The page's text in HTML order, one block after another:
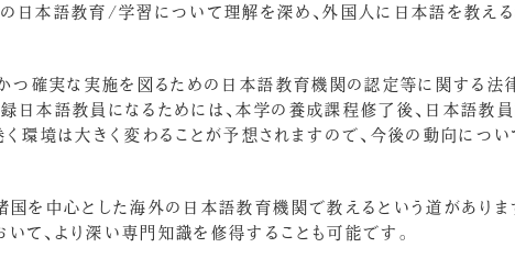
日本語教育/学習について理解を深め、外国人に日本語を教え
確実な実施を図るための日本語教育機関の認定等に関する法律
日本語教員になるためには、本学の養成課程修了後、日本語教
環境は大きく変わることが予想されますので、今後の動向につ
を中心とした海外の日本語教育機関で教えるという道がありま
て、より深い専門知識を修得することも可能です。